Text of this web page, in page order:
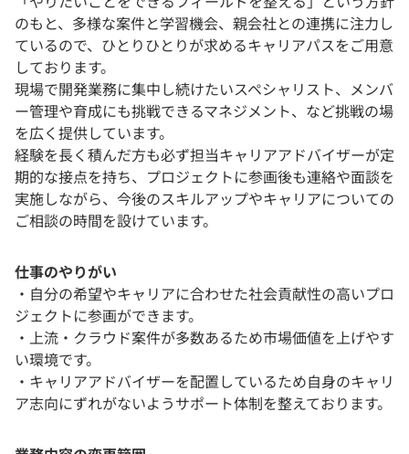
のもと、多様な案件と学習機会、親会社との連携に注力し
ているので、ひとりひとりが求めるキャリアパスをご用意
しております。
現場で開発業務に集中し続けたいスペシャリスト、メンバ
ー管理や育成にも挑戦できるマネジメント、など挑戦の場
を広く提供しています。
経験を長く積んだ方も必ず担当キャリアアドバイザーが定
期的な接点を持ち、プロジェクトに参画後も連絡や面談を
実施しながら、今後のスキルアップやキャリアについての
ご相談の時間を設けています。
仕事のやりがい
・自分の希望やキャリアに合わせた社会貢献性の高いプロ
ジェクトに参画ができます。
・上流・クラウド案件が多数あるため市場価値を上げやす
い環境です。
・キャリアアドバイザーを配置しているため自身のキャリ
ア志向にずれがないようサポート体制を整えております。